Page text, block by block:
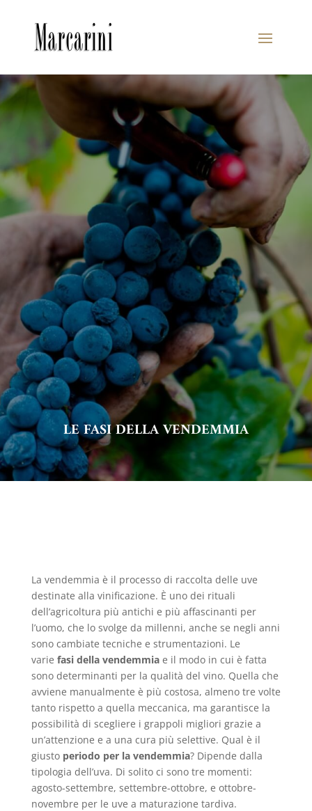
LE FASI DELLA VENDEMMIA
La vendemmia è il processo di raccolta delle uve
destinate alla vinificazione. È uno dei rituali
dell’agricoltura più antichi e più affascinanti per
l’uomo, che lo svolge da millenni, anche se negli anni
sono cambiate tecniche e strumentazioni. Le
varie fasi della vendemmiae il modo in cui è fatta
sono determinanti per la qualità del vino. Quella che
avviene manualmente è più costosa, almeno tre volte
tanto rispetto a quella meccanica, ma garantisce la
possibilità di scegliere i grappoli migliori grazie a
un’attenzione e a una cura più selettive. Qual è il
giusto periodo per la vendemmia? Dipende dalla
tipologia dell’uva. Di solito ci sono tre momenti:
agosto-settembre, settembre-ottobre, e ottobre-
novembre per le uve a maturazione tardiva.